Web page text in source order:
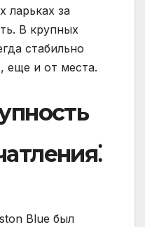
ларьках за
В крупных
стабильно
еще и от места.
Blue был